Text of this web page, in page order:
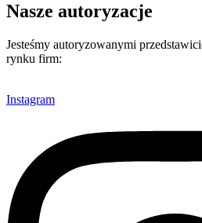
Nasze autoryzacje
Jesteśmy autoryzowanymi
rynku firm:
Instagram